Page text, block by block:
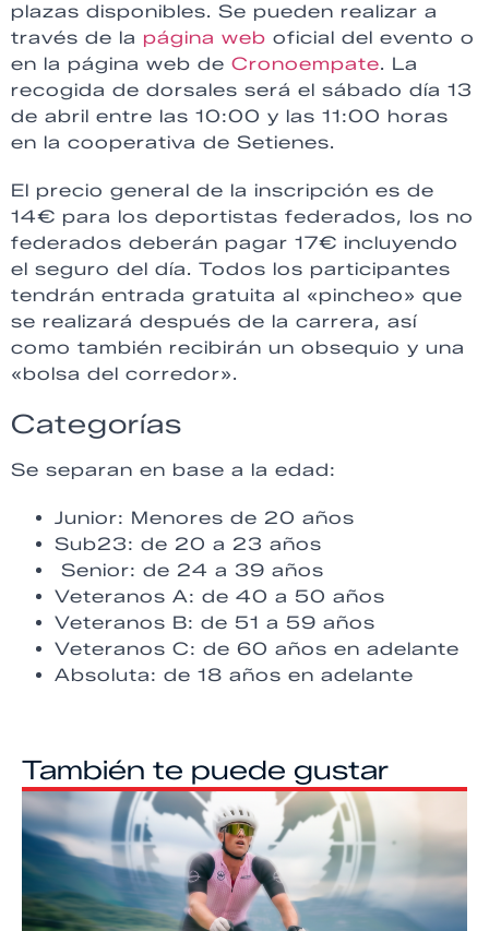
plazas disponibles. Se pueden realizar a
través de la página web oficial del evento o
en la página web de Cronoempate. La
recogida de dorsales será el sábado día 13
de abril entre las 10:00 y las 11:00 horas
en la cooperativa de Setienes.
El precio general de la inscripción es de
14€ para los deportistas federados, los no
federados deberán pagar 17€ incluyendo
el seguro del día. Todos los participantes
tendrán entrada gratuita al «pincheo» que
se realizará después de la carrera, así
como también recibirán un obsequio y una
«bolsa del corredor».
Categorías
Se separan en base a la edad:
Junior: Menores de 20 años
Sub23: de 20 a 23 años
Senior: de 24 a 39 años
Veteranos A: de 40 a 50 años
Veteranos B: de 51 a 59 años
Veteranos C: de 60 años en adelante
Absoluta: de 18 años en adelante
También te puede gustar